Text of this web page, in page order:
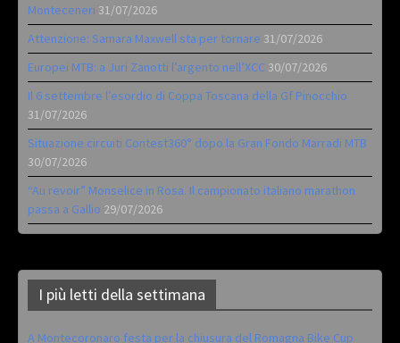
Monteceneri 31/07/2026
Attenzione: Samara Maxwell sta per tornare 31/07/2026
Europei MTB: a Juri Zanotti l’argento nell’XCC 30/07/2026
Il 6 settembre l’esordio di Coppa Toscana della Gf Pinocchio
31/07/2026
Situazione circuiti Contest360° dopo la Gran Fondo Marradi MTB
30/07/2026
“Au revoir” Monselice in Rosa. Il campionato italiano marathon
passa a Gallio 29/07/2026
I più letti della settimana
A Montecoronaro festa per la chiusura del Romagna Bike Cup